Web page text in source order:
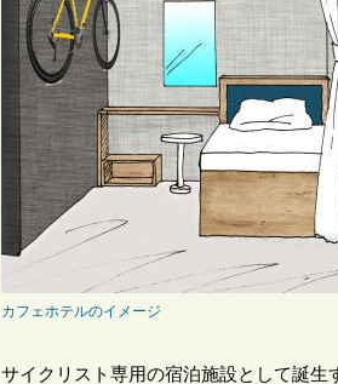
カフェホテルのイメージ
サイクリスト専用の宿泊施設として誕